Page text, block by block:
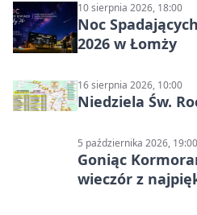
10 sierpnia 2026, 18:00
Noc
2026 w Łomży
16 sierpnia 2026, 10:00
Niedziela Św.
5 października 2026, 19:00
Goniąc
wieczór z